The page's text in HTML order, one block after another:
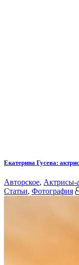
Екатерина Гусева:
Авторское, Актрисы-
Статьи, Фотография